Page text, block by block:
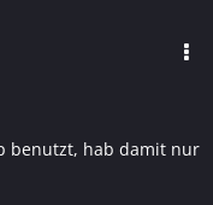
benutzt, hab damit nur